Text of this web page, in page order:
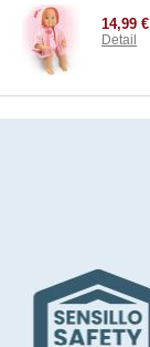
14,99 €
Detail